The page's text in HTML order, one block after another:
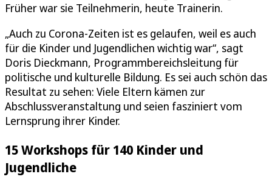
Früher war sie Teilnehmerin, heute Trainerin.
„Auch zu Corona-Zeiten ist es gelaufen, weil es auch
für die Kinder und Jugendlichen wichtig war“, sagt
Doris Dieckmann, Programmbereichsleitung für
politische und kulturelle Bildung. Es sei auch schön das
Resultat zu sehen: Viele Eltern kämen zur
Abschlussveranstaltung und seien fasziniert vom
Lernsprung ihrer Kinder.
15 Workshops für 140 Kinder und
Jugendliche